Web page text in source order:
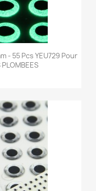
- 55 Pcs YEU729 Pour
PLOMBEES